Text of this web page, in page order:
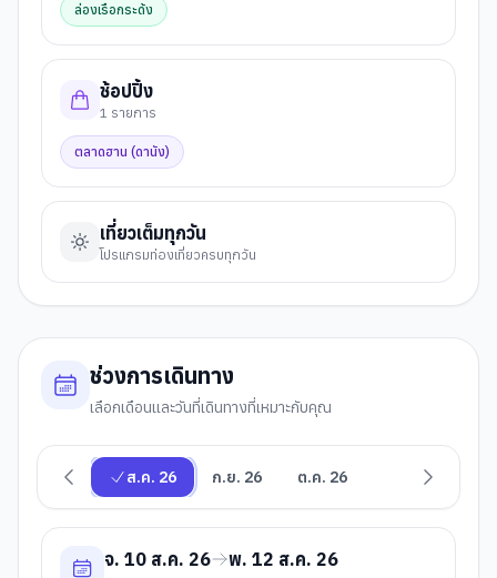
ล่องเรือกระด้ง
ช้อปปิ้ง
1 รายการ
ตลาดฮาน (ดานัง)
เที่ยวเต็มทุกวัน
โปรแกรมท่องเที่ยวครบทุกวัน
ช่วงการเดินทาง
เลือกเดือนและวันที่เดินทางที่เหมาะกับคุณ
ส.ค. 26 ก.ย. 26 ต.ค. 26
จ. 10 ส.ค. 26 พ. 12 ส.ค. 26